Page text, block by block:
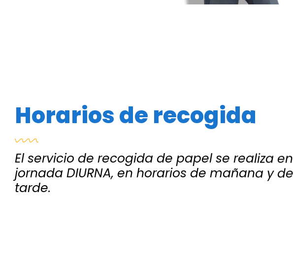
Horarios de recogida
El servicio de recogida de papel se realiza en
jornada DIURNA, en horarios de mañana y de
tarde.